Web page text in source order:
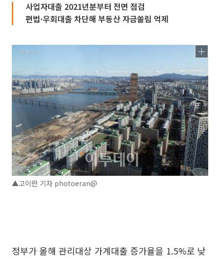
사업자대출 2021년분부터 전면 점검
편법·우회대출 차단해 부동산 자금쏠림 억제
▲고이란 기자 photoeran@
정부가 올해 관리대상 가계대출 증가율을 1.5%로 낮